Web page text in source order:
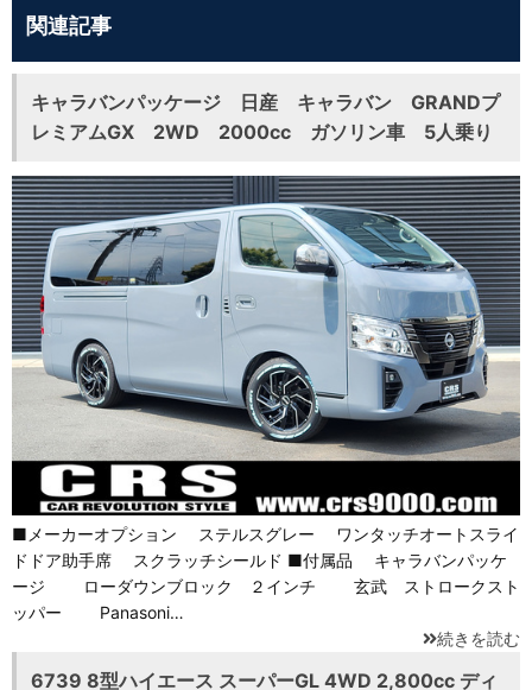
関連記事
キャラバンパッケージ 日産 キャラバン GRANDプ
レミアムGX 2WD 2000cc ガソリン車 5人乗り
■メーカーオプション ステルスグレー ワンタッチオートスライ
ドドア助手席 スクラッチシールド ■付属品 キャラバンパッケ
ージ ローダウンブロック ２インチ 玄武 ストロークスト
ッパー Panasoni…
続きを読む
6739 8型ハイエース スーパーGL 4WD 2,800cc ディ